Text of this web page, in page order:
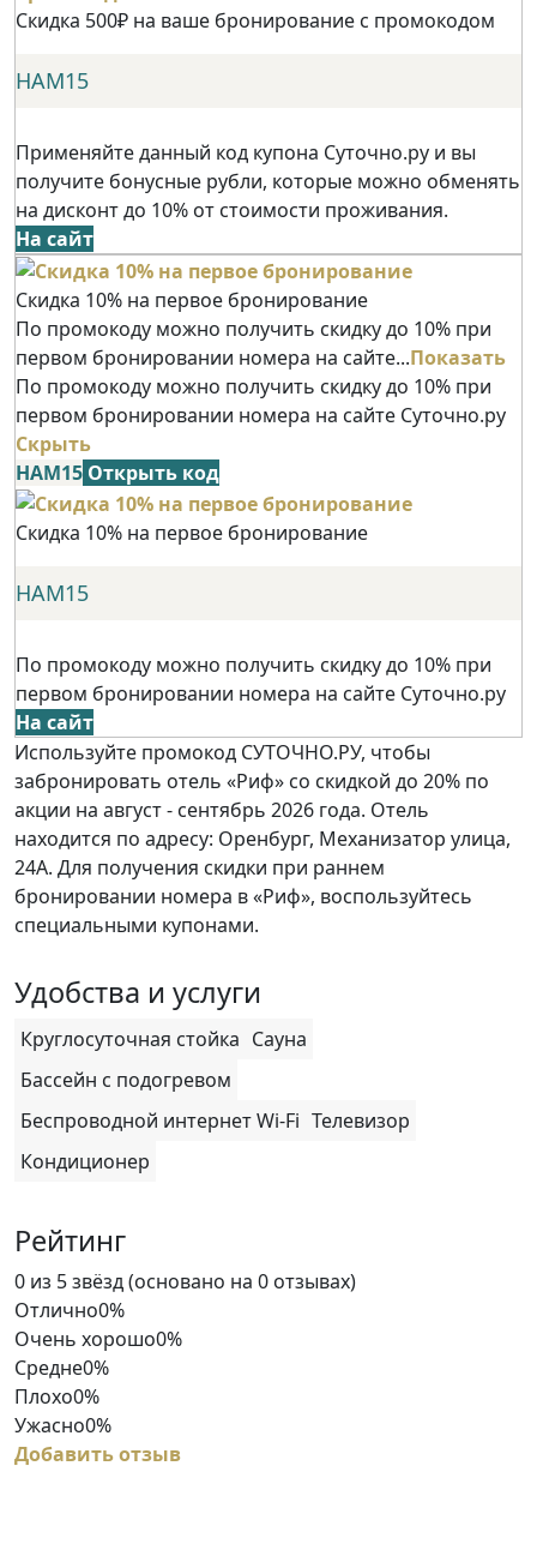
Скидка 500₽ на ваше бронирование с промокодом
НАМ15
Применяйте данный код купона Суточно.ру и вы
получите бонусные рубли, которые можно обменять
на дисконт до 10% от стоимости проживания.
На сайт
Скидка 10% на первое бронирование
По промокоду можно получить скидку до 10% при
первом бронировании номера на сайте...Показать
По промокоду можно получить скидку до 10% при
первом бронировании номера на сайте Суточно.ру
Скрыть
НАМ15 Открыть код
Скидка 10% на первое бронирование
НАМ15
По промокоду можно получить скидку до 10% при
первом бронировании номера на сайте Суточно.ру
На сайт
Используйте промокод СУТОЧНО.РУ, чтобы
забронировать отель «Риф» со скидкой до 20% по
акции на август - сентябрь 2026 года. Отель
находится по адресу: Оренбург, Механизатор улица,
24А. Для получения скидки при раннем
бронировании номера в «Риф», воспользуйтесь
специальными купонами.
Удобства и услуги
Круглосуточная стойка Сауна
Бассейн с подогревом
Беспроводной интернет Wi-Fi Телевизор
Кондиционер
Рейтинг
Rated
0
out
of
5
0 из 5 звёзд (основано на 0 отзывах)
Отлично0%
Очень хорошо0%
Средне0%
Плохо0%
Ужасно0%
Добавить отзыв